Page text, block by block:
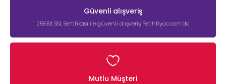
Güvenli alışveriş
256Bit SSL Sertifikası ile güvenli alışveriş Petihtiyac.com’da
Mutlu Müşteri